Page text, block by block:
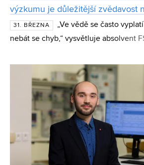
výzkumu je důležitější zvědavost
31. BŘEZNA
„Ve vědě se často
nebát se chyb,“ vysvětluje absolvent
fyzice a polovodičům, získal prestižní